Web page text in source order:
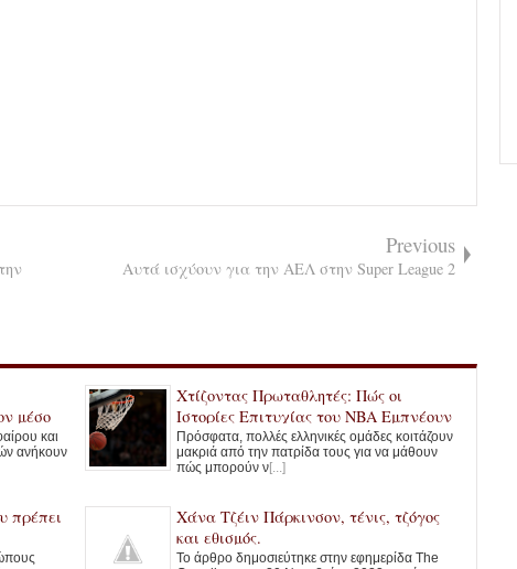
Previous
Αυτά ισχύουν για την ΑΕΛ στην Super League 2
μέσο
και
ανήκουν
Χτίζοντας Πρωταθλητές: Πώς οι
Ιστορίες Επιτυχίας του NBA Εμπνέουν
τις Ελληνικές Ομάδες
Πρόσφατα, πολλές ελληνικές ομάδες κοιτάζουν
μακριά από την πατρίδα τους για να μάθουν
πώς μπορούν ν[...]
πρέπει
Χάνα Τζέιν Πάρκινσον, τένις, τζόγος
και εθισμός.
Το άρθρο δημοσιεύτηκε στην εφημερίδα The